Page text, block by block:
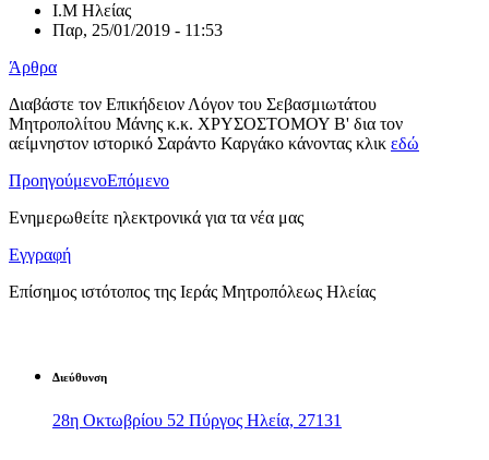
Ι.Μ Ηλείας
Παρ, 25/01/2019 - 11:53
Άρθρα
Διαβάστε τον Επικήδειον Λόγον του Σεβασμιωτάτου
Μητροπολίτου Μάνης κ.κ. ΧΡΥΣΟΣΤΟΜΟΥ Β' δια τον
αείμνηστον ιστορικό Σαράντο Καργάκο κάνοντας κλικ εδώ
ΠροηγούμενοΕπόμενο
Ενημερωθείτε ηλεκτρονικά για τα νέα μας
Εγγραφή
Επίσημος ιστότοπος της Ιεράς Μητροπόλεως Ηλείας
Διεύθυνση
28η Οκτωβρίου 52 Πύργος Ηλεία, 27131